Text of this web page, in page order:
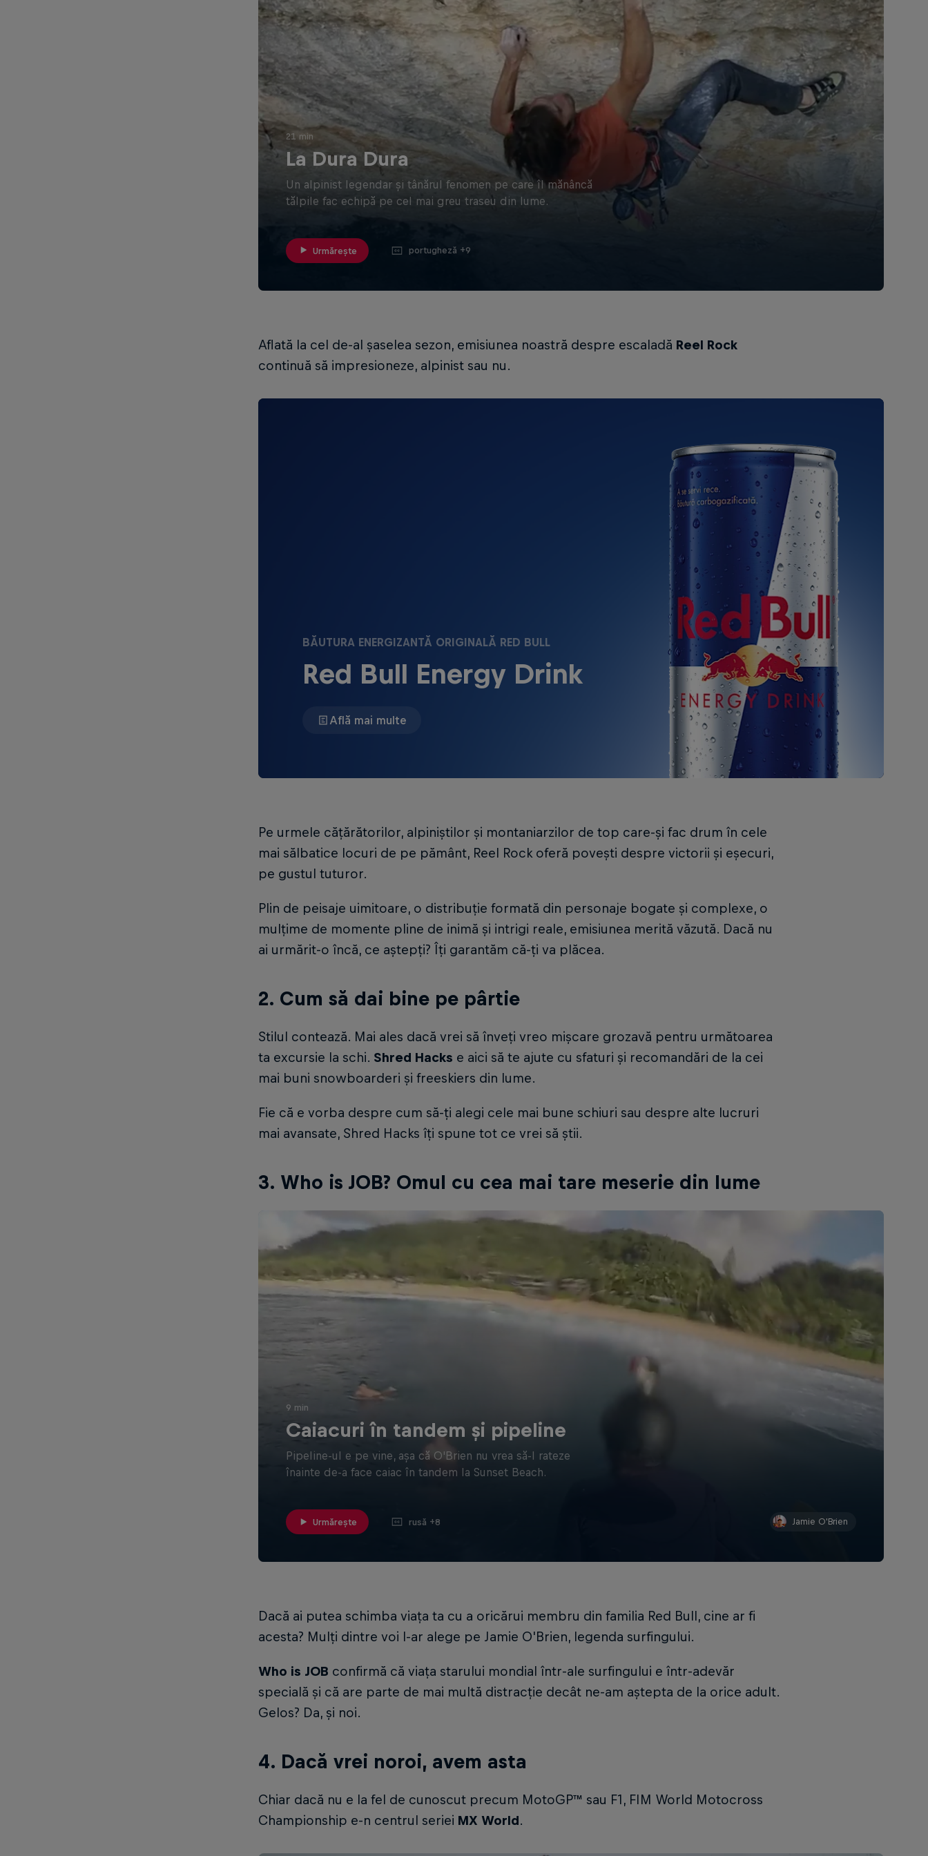
21 min
La Dura Dura
Un alpinist legendar și tânărul fenomen pe care îl mănâncă
tălpile fac echipă pe cel mai greu traseu din lume.
Urmărește portugheză +9
Aflată la cel de-al șaselea sezon, emisiunea noastră despre escaladă Reel Rock
continuă să impresioneze, alpinist sau nu.
BĂUTURA ENERGIZANTĂ ORIGINALĂ RED BULL
Red Bull Energy Drink
Află mai multe
Pe urmele cățărătorilor, alpiniștilor și montaniarzilor de top care-și fac drum în cele
mai sălbatice locuri de pe pământ, Reel Rock oferă povești despre victorii și eșecuri,
pe gustul tuturor.
Plin de peisaje uimitoare, o distribuție formată din personaje bogate și complexe, o
mulțime de momente pline de inimă și intrigi reale, emisiunea merită văzută. Dacă nu
ai urmărit-o încă, ce aștepți? Îți garantăm că-ți va plăcea.
2. Cum să dai bine pe pârtie
Stilul contează. Mai ales dacă vrei să înveți vreo mișcare grozavă pentru următoarea
ta excursie la schi. Shred Hacks e aici să te ajute cu sfaturi și recomandări de la cei
mai buni snowboarderi și freeskiers din lume.
Fie că e vorba despre cum să-ți alegi cele mai bune schiuri sau despre alte lucruri
mai avansate, Shred Hacks îți spune tot ce vrei să știi.
3. Who is JOB? Omul cu cea mai tare meserie din lume
9 min
Caiacuri în tandem și pipeline
Pipeline-ul e pe vine, așa că O'Brien nu vrea să-l rateze
înainte de-a face caiac în tandem la Sunset Beach.
Urmărește rusă +8 Jamie O'Brien
Dacă ai putea schimba viața ta cu a oricărui membru din familia Red Bull, cine ar fi
acesta? Mulți dintre voi l-ar alege pe Jamie O'Brien, legenda surfingului.
Who is JOB confirmă că viața starului mondial într-ale surfingului e într-adevăr
specială și că are parte de mai multă distracție decât ne-am aștepta de la orice adult.
Gelos? Da, și noi.
4. Dacă vrei noroi, avem asta
Chiar dacă nu e la fel de cunoscut precum MotoGP™ sau F1, FIM World Motocross
Championship e-n centrul seriei MX World.